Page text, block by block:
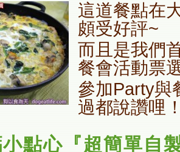
這道餐點在
頗受好評~
而且是我們
餐會活動票
參加Party與
過都說讚哩
點心『超簡單自